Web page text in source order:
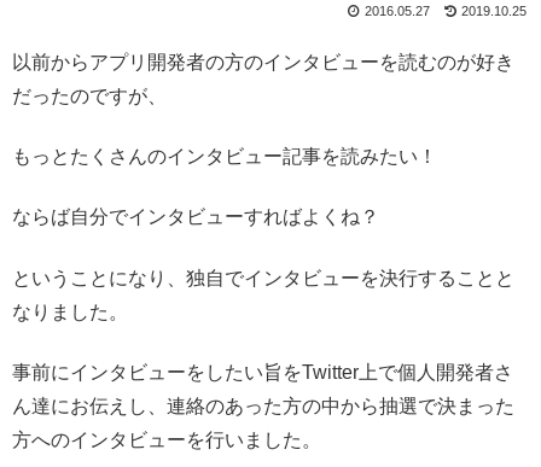
2019.10.25
2016.05.27
以前からアプリ開発者の方のインタビューを読むのが好き
だったのですが、
もっとたくさんのインタビュー記事を読みたい！
ならば自分でインタビューすればよくね？
ということになり、独自でインタビューを決行することと
なりました。
事前にインタビューをしたい旨をTwitter上で個人開発者さ
ん達にお伝えし、連絡のあった方の中から抽選で決まった
方へのインタビューを行いました。